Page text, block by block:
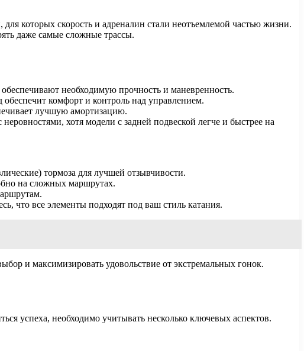
которых скорость и адреналин стали неотъемлемой частью жизни.
даже самые сложные трассы.
необходимую прочность и маневренность.
комфорт и контроль над управлением.
лучшую амортизацию.
хотя модели с задней подвеской легче и быстрее на
тормоза для лучшей отзывчивости.
на сложных маршрутах.
что все элементы подходят под ваш стиль катания.
и максимизировать удовольствие от экстремальных гонок.
успеха, необходимо учитывать несколько ключевых аспектов.